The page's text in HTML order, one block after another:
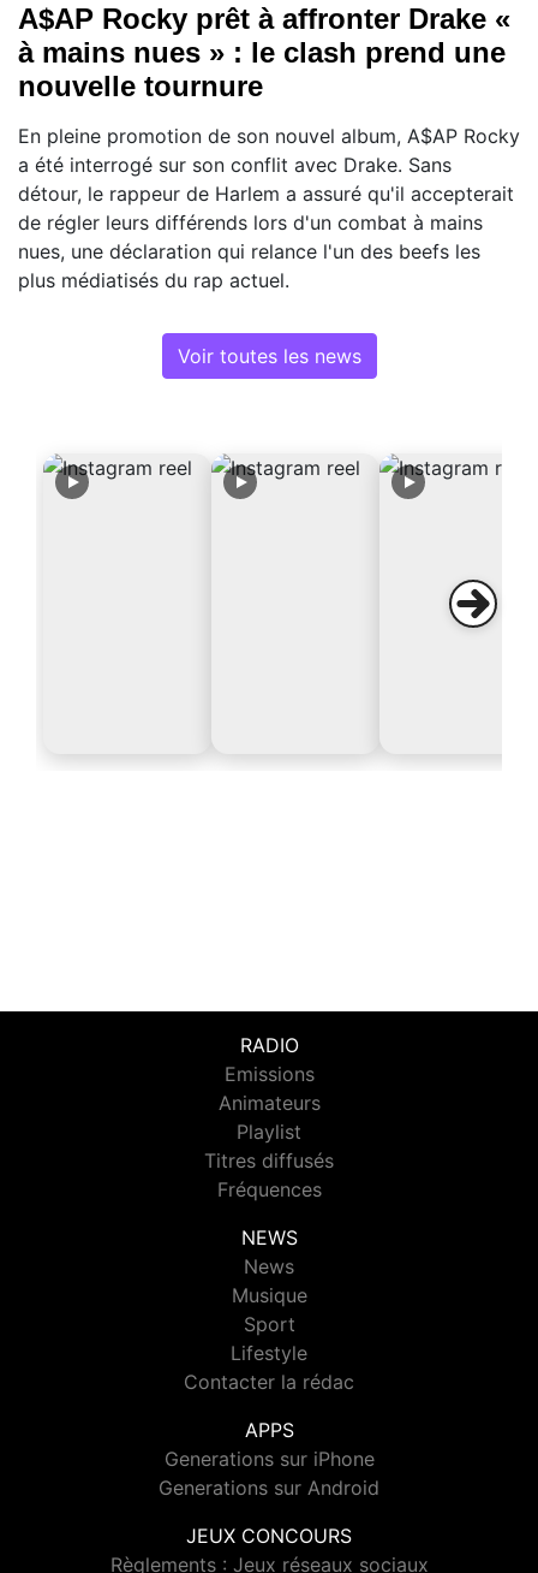
A$AP Rocky prêt à affronter Drake «
à mains nues » : le clash prend une
nouvelle tournure
En pleine promotion de son nouvel album, A$AP Rocky
a été interrogé sur son conflit avec Drake. Sans
détour, le rappeur de Harlem a assuré qu'il accepterait
de régler leurs différends lors d'un combat à mains
nues, une déclaration qui relance l'un des beefs les
plus médiatisés du rap actuel.
Voir toutes les news
RADIO
Emissions
Animateurs
Playlist
Titres diffusés
Fréquences
NEWS
News
Musique
Sport
Lifestyle
Contacter la rédac
APPS
Generations sur iPhone
Generations sur Android
JEUX CONCOURS
Règlements : Jeux réseaux sociaux